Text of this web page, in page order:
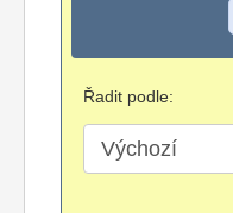
Řadit podle: